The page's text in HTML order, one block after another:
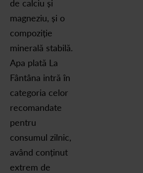
de calciu și
magneziu, și o
compoziție
minerală stabilă.
Apa plată La
Fântâna intră în
categoria celor
recomandate
pentru
consumul zilnic,
având conținut
extrem de